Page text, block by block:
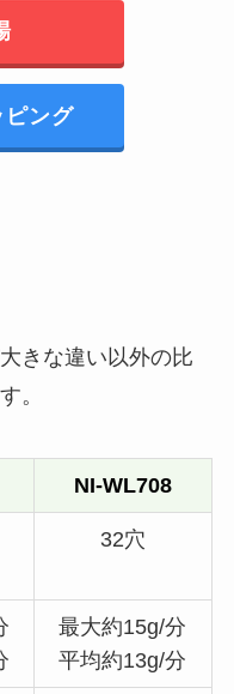
ング
きな違い以外の比
。
NI-WL708
32穴
最大約15g/分
平均約13g/分